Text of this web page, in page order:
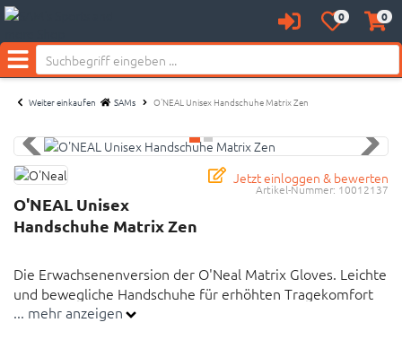
AnmeldenMerkzettel
aufklappen
0 0
Menü
Weiter einkaufen SAMs O'NEAL Unisex Handschuhe Matrix Zen
Jetzt einloggen & bewerten
Artikel-Nummer: 10012137
O'NEAL Unisex
Handschuhe Matrix Zen
Die Erwachsenenversion der O'Neal Matrix Gloves. Leichte
und bewegliche Handschuhe für erhöhten Tragekomfort
und optimales Gefühl am Lenker.
... mehr anzeigen